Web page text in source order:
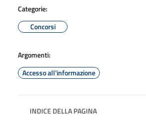
Categorie:
Concorsi
Argomenti:
Accesso all'informazione
INDICE DELLA PAGINA